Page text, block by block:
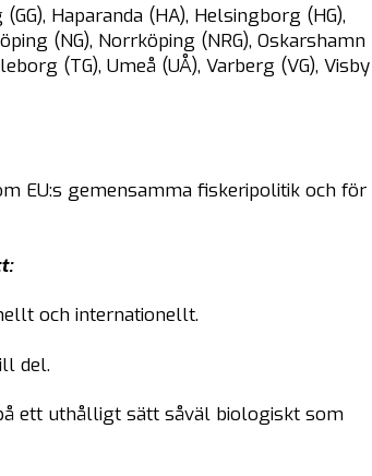
Haparanda (HA), Helsingborg (HG),
(NG), Norrköping (NRG), Oskarshamn
(TG), Umeå (UÅ), Varberg (VG), Visby
EU:s gemensamma fiskeripolitik och för
och internationellt.
del.
ett uthålligt sätt såväl biologiskt som